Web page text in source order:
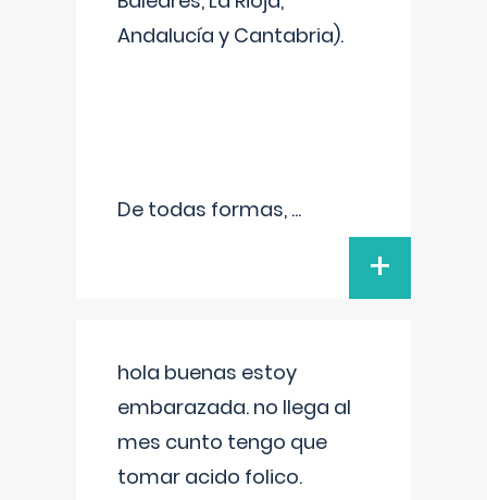
Andalucía y Cantabria).
De todas formas, ...
+
hola buenas estoy
embarazada. no llega al
mes cunto tengo que
tomar acido folico.